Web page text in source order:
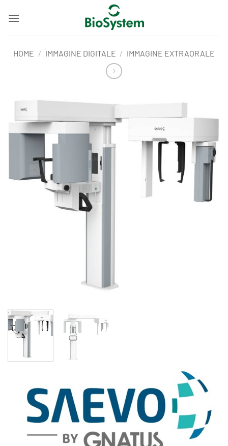
HOME / IMMAGINE DIGITALE / IMMAGINE EXTRAORALE